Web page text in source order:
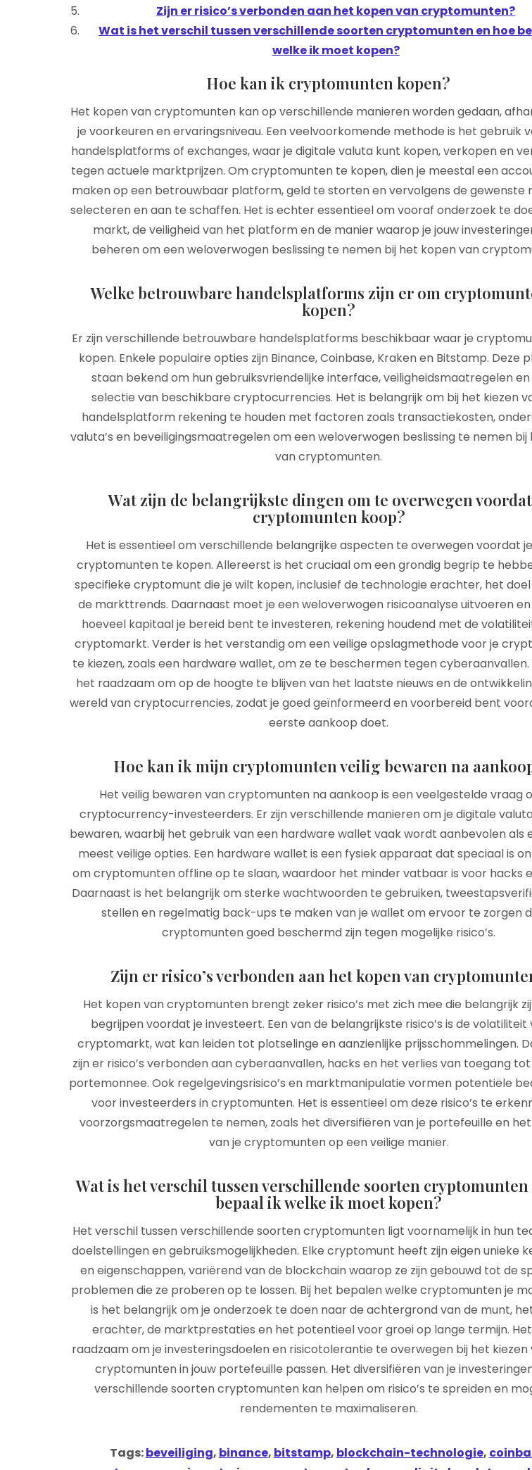
Zijn er risico’s verbonden aan het kopen van cryptomunten?
Wat is het verschil tussen verschillende soorten cryptomunten en hoe
welke ik moet kopen?
Hoe kan ik cryptomunten kopen?
Het kopen van cryptomunten kan op verschillende manieren worden gedaan,
je voorkeuren en ervaringsniveau. Een veelvoorkomende methode is het gebruik
handelsplatforms of exchanges, waar je digitale valuta kunt kopen, verkopen en
tegen actuele marktprijzen. Om cryptomunten te kopen, dien je meestal een
maken op een betrouwbaar platform, geld te storten en vervolgens de gewenste
selecteren en aan te schaffen. Het is echter essentieel om vooraf onderzoek te
markt, de veiligheid van het platform en de manier waarop je jouw
beheren om een weloverwogen beslissing te nemen bij het kopen van
Welke betrouwbare handelsplatforms zijn er om
kopen?
Er zijn verschillende betrouwbare handelsplatforms beschikbaar waar je
kopen. Enkele populaire opties zijn Binance, Coinbase, Kraken en Bitstamp. Deze
staan bekend om hun gebruiksvriendelijke interface, veiligheidsmaatregelen
selectie van beschikbare cryptocurrencies. Het is belangrijk om bij het kiezen
handelsplatform rekening te houden met factoren zoals transactiekosten,
valuta’s en beveiligingsmaatregelen om een weloverwogen beslissing te nemen
van cryptomunten.
Wat zijn de belangrijkste dingen om te overwegen
cryptomunten koop?
Het is essentieel om verschillende belangrijke aspecten te overwegen voordat
cryptomunten te kopen. Allereerst is het cruciaal om een grondig begrip te
specifieke cryptomunt die je wilt kopen, inclusief de technologie erachter, het
de markttrends. Daarnaast moet je een weloverwogen risicoanalyse uitvoeren
hoeveel kapitaal je bereid bent te investeren, rekening houdend met de
cryptomarkt. Verder is het verstandig om een veilige opslagmethode voor je
te kiezen, zoals een hardware wallet, om ze te beschermen tegen cyberaanvallen.
het raadzaam om op de hoogte te blijven van het laatste nieuws en de
wereld van cryptocurrencies, zodat je goed geïnformeerd en voorbereid bent
eerste aankoop doet.
Hoe kan ik mijn cryptomunten veilig bewaren na
Het veilig bewaren van cryptomunten na aankoop is een veelgestelde vraag
cryptocurrency-investeerders. Er zijn verschillende manieren om je digitale
bewaren, waarbij het gebruik van een hardware wallet vaak wordt aanbevolen als
meest veilige opties. Een hardware wallet is een fysiek apparaat dat speciaal is
om cryptomunten offline op te slaan, waardoor het minder vatbaar is voor hacks
Daarnaast is het belangrijk om sterke wachtwoorden te gebruiken,
stellen en regelmatig back-ups te maken van je wallet om ervoor te zorgen
cryptomunten goed beschermd zijn tegen mogelijke risico’s.
Zijn er risico’s verbonden aan het kopen van
Het kopen van cryptomunten brengt zeker risico’s met zich mee die belangrijk
begrijpen voordat je investeert. Een van de belangrijkste risico’s is de volatiliteit
cryptomarkt, wat kan leiden tot plotselinge en aanzienlijke prijsschommelingen.
zijn er risico’s verbonden aan cyberaanvallen, hacks en het verlies van toegang
portemonnee. Ook regelgevingsrisico’s en marktmanipulatie vormen potentiële
voor investeerders in cryptomunten. Het is essentieel om deze risico’s te
voorzorgsmaatregelen te nemen, zoals het diversifiëren van je portefeuille en
van je cryptomunten op een veilige manier.
Wat is het verschil tussen verschillende soorten cryptomunten
bepaal ik welke ik moet kopen?
Het verschil tussen verschillende soorten cryptomunten ligt voornamelijk in hun
doelstellingen en gebruiksmogelijkheden. Elke cryptomunt heeft zijn eigen unieke
en eigenschappen, variërend van de blockchain waarop ze zijn gebouwd tot de
problemen die ze proberen op te lossen. Bij het bepalen welke cryptomunten je
is het belangrijk om je onderzoek te doen naar de achtergrond van de munt,
erachter, de marktprestaties en het potentieel voor groei op lange termijn.
raadzaam om je investeringsdoelen en risicotolerantie te overwegen bij het kiezen
cryptomunten in jouw portefeuille passen. Het diversifiëren van je
verschillende soorten cryptomunten kan helpen om risico’s te spreiden en
rendementen te maximaliseren.
Tags:beveiliging, binance, bitstamp, blockchain-technologie,